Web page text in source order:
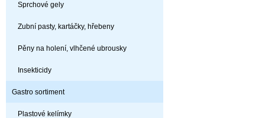
Sprchové gely
Zubní pasty, kartáčky, hřebeny
Pěny na holení, vlhčené ubrousky
Insekticidy
Gastro sortiment
Plastové kelímky